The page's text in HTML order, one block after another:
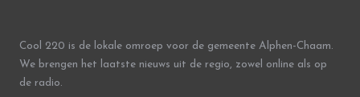
Cool 220 is de lokale omroep voor de gemeente Alphen-Chaam.
We brengen het laatste nieuws uit de regio, zowel online als op
de radio.